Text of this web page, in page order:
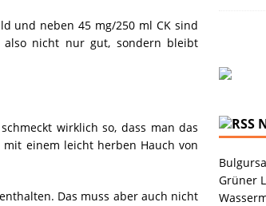
und neben 45 mg/250 ml CK sind
nicht nur gut, sondern bleibt
wirklich so, dass man das
einem leicht herben Hauch von
Das muss aber auch nicht
Grüner